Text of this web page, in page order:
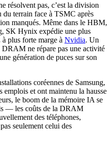
résolvent pas, c’est la division
du terrain face à TSMC après
manqués. Même dans le HBM,
SK Hynix expédie une plus
plus forte marge à Nvidia. Un
ne répare pas une activité
génération de puces sur son
coréennes de Samsung,
emplois et ont maintenu la hausse
le boom de la mémoire IA se
— les coûts de la DRAM
des téléphones,
seulement celui des